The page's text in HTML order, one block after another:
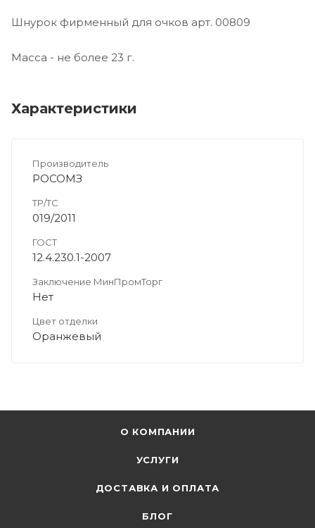
Шнурок фирменный для очков арт. 00809
Масса - не более 23 г.
Характеристики
Производитель
РОСОМЗ
ТР/ТС
019/2011
ГОСТ
12.4.230.1-2007
Заключение МинПромТорг
Нет
Цвет отделки
Оранжевый
О КОМПАНИИ
УСЛУГИ
ДОСТАВКА И ОПЛАТА
БЛОГ